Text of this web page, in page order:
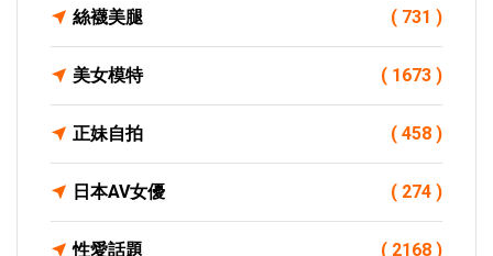
絲襪美腿 ( 731 )
美女模特 ( 1673 )
正妹自拍 ( 458 )
日本AV女優 ( 274 )
性愛話題 ( 2168 )